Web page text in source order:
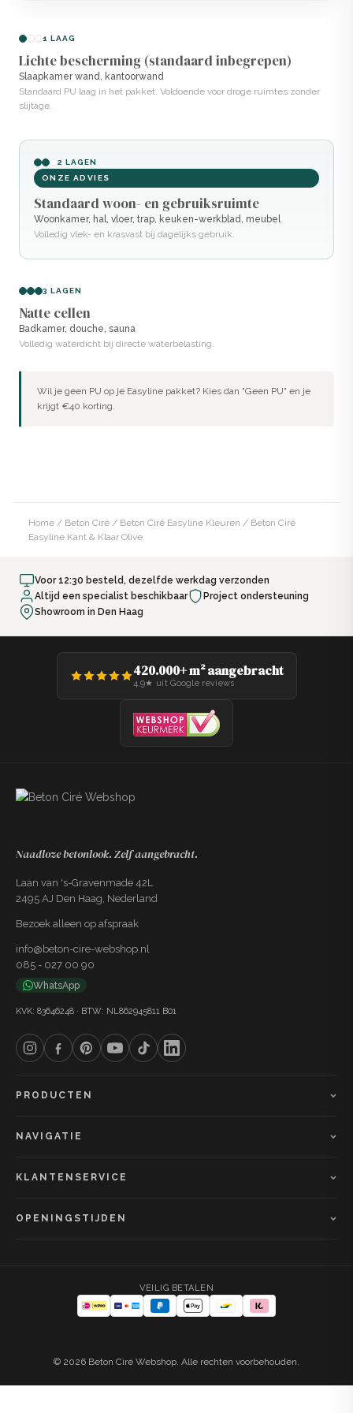
1 LAAG
Lichte bescherming (standaard inbegrepen)
Slaapkamer wand, kantoorwand
Standaard PU laag in het pakket. Voldoende voor droge ruimtes zonder
slijtage.
2 LAGEN
ONZE ADVIES
Standaard woon- en gebruiksruimte
Woonkamer, hal, vloer, trap, keuken-werkblad, meubel
Volledig vlek- en krasvast bij dagelijks gebruik.
3 LAGEN
Natte cellen
Badkamer, douche, sauna
Volledig waterdicht bij directe waterbelasting.
Wil je geen PU op je Easyline pakket? Kies dan "Geen PU" en je
krijgt €40 korting.
Home / Beton Ciré / Beton Ciré Easyline Kleuren / Beton Ciré
Easyline Kant & Klaar Olive
tape, 2x verfbak, vachtroller
Voor 12:30 besteld, dezelfde werkdag verzonden
Altijd een specialist beschikbaar
Project ondersteuning
Showroom in Den Haag
420.000+ m² aangebracht
4,9★ uit Google reviews
Naadloze betonlook. Zelf aangebracht.
Laan van 's-Gravenmade 42L
2495 AJ Den Haag, Nederland
Bezoek alleen op afspraak
info@beton-cire-webshop.nl
085 - 027 00 90
WhatsApp
KVK: 83646248 · BTW: NL862945811 B01
PRODUCTEN
NAVIGATIE
KLANTENSERVICE
OPENINGSTIJDEN
VEILIG BETALEN
© 2026 Beton Ciré Webshop. Alle rechten voorbehouden.